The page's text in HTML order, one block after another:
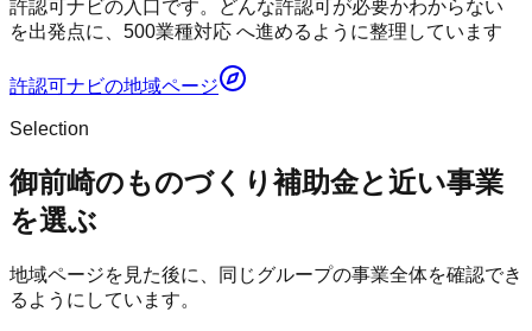
許認可ナビの入口です。どんな許認可が必要かわからない
を出発点に、500業種対応 へ進めるように整理しています
許認可ナビの地域ページ
Selection
御前崎のものづくり補助金と近い事業
を選ぶ
地域ページを見た後に、同じグループの事業全体を確認でき
るようにしています。